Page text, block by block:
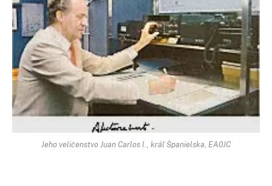
Jeho veličenstvo Juan Carlos I., kráľ Španielska, EA0JC